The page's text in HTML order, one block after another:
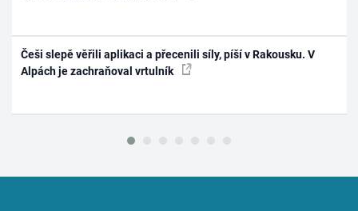
Češi slepě věřili aplikaci a přecenili síly, píší v Rakousku. V
Alpách je zachraňoval vrtulník